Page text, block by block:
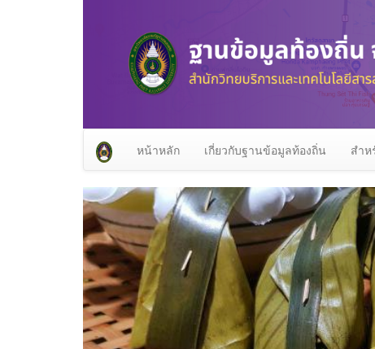
หน้าหลัก เกี่ยวกับฐานข้อมูลท้องถิ่น สำ